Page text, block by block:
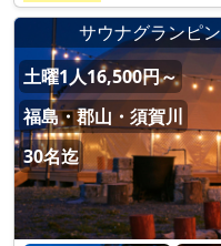
サウナグランピ
土曜1人16,500円～
福島・郡山・須賀川
30名迄